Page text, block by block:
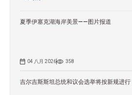
夏季伊塞克湖海岸美景——图片报道
04 八月 2026 358
吉尔吉斯斯坦总统和议会选举将按新规进行